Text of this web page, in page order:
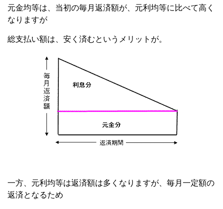
元金均等は、当初の毎月返済額が、元利均等に比べて高く
なりますが
総支払い額は、安く済むというメリットが。
一方、元利均等は返済額は多くなりますが、毎月一定額の
返済となるため